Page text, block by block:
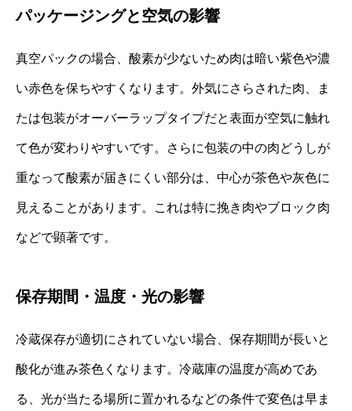
パッケージングと空気の影響
真空パックの場合、酸素が少ないため肉は暗い紫色や濃
い赤色を保ちやすくなります。外気にさらされた肉、ま
たは包装がオーバーラップタイプだと表面が空気に触れ
て色が変わりやすいです。さらに包装の中の肉どうしが
重なって酸素が届きにくい部分は、中心が茶色や灰色に
見えることがあります。これは特に挽き肉やブロック肉
などで顕著です。
保存期間・温度・光の影響
冷蔵保存が適切にされていない場合、保存期間が長いと
酸化が進み茶色くなります。冷蔵庫の温度が高めであ
る、光が当たる場所に置かれるなどの条件で変色は早ま